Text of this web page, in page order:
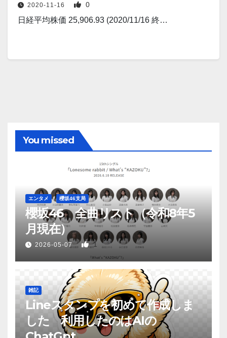
2020-11-16 0
日経平均株価 25,906.93 (2020/11/16 終…
You missed
エンタメ 櫻坂46支局
櫻坂46 全曲リスト（令和8年5
月現在）
2026-05-07 1
雑記
Lineスタンプを初めて作成しま
した 利用したのはAIの